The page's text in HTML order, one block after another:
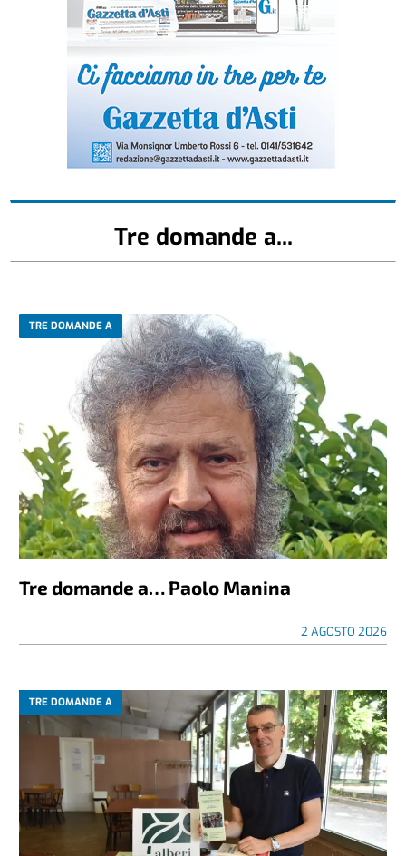
Tre domande a...
TRE DOMANDE A
Tre domande a… Paolo Manina
2 AGOSTO 2026
TRE DOMANDE A